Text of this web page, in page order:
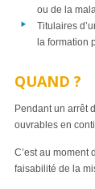
ou de la
Titulaires
la formation
QUAND ?
Pendant un arrêt
ouvrables en
C’est au moment
faisabilité de la